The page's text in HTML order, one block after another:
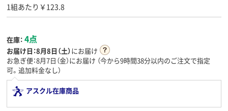
1組あたり￥123.8
在庫： 4点
お届け日：8月8日（土）にお届け
お急ぎ便：8月7日（金）にお届け （今から9時間38分以内のご注文で指定
可。追加料金なし）
アスクル在庫商品